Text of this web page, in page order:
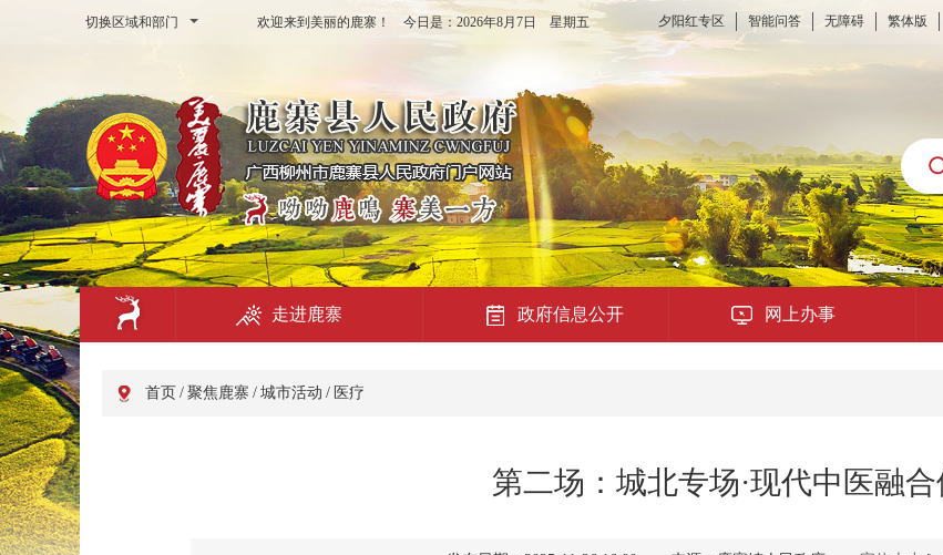
切换区域和部门 夕阳红专区 智能问答 无障碍 繁体版
欢迎来到美丽的鹿寨！ 今日是： 2026年8月7日 星期五
走进鹿寨 政府信息公开 网上办事
便民提示
首页 / 聚焦鹿寨 / 城市活动 / 医疗
第二场：城北专场·现代中医融